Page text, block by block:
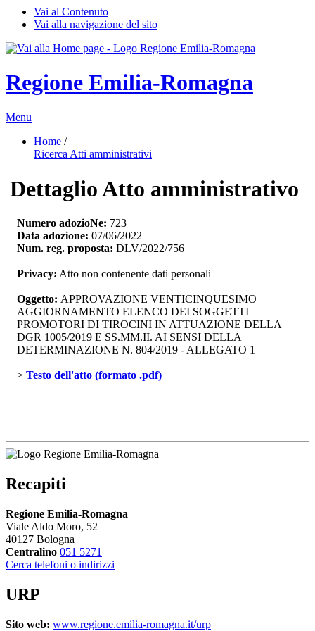
Vai al Contenuto
Vai alla navigazione del sito
Regione Emilia-Romagna
Menu
Home /
Ricerca Atti amministrativi
Dettaglio Atto amministrativo
Numero adozioNe: 723
Data adozione: 07/06/2022
Num. reg. proposta: DLV/2022/756
Privacy: Atto non contenente dati personali
Oggetto: APPROVAZIONE VENTICINQUESIMO
AGGIORNAMENTO ELENCO DEI SOGGETTI
PROMOTORI DI TIROCINI IN ATTUAZIONE DELLA
DGR 1005/2019 E SS.MM.II. AI SENSI DELLA
DETERMINAZIONE N. 804/2019 - ALLEGATO 1
> Testo dell'atto (formato .pdf)
Recapiti
Regione Emilia-Romagna
Viale Aldo Moro, 52
40127 Bologna
Centralino 051 5271
Cerca telefoni o indirizzi
URP
Sito web: www.regione.emilia-romagna.it/urp